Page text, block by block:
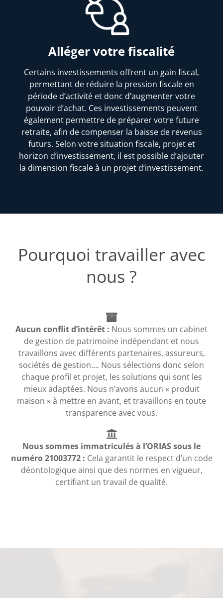
Alléger votre fiscalité
Certains investissements offrent un gain fiscal,
permettant de réduire la pression fiscale en
période d’activité et donc d’augmenter votre
pouvoir d’achat. Ces investissements peuvent
également permettre de préparer votre future
retraite, afin de compenser la baisse de revenus
futurs. Selon votre situation fiscale, projet et
horizon d’investissement, il est possible d’ajouter
la dimension fiscale à un projet d’investissement.
Pourquoi travailler avec
nous ?
Aucun conflit d’intérêt : Nous sommes un cabinet
de gestion de patrimoine indépendant et nous
travaillons avec différents partenaires, assureurs,
sociétés de gestion…. Nous sélections donc selon
chaque profil et projet, les solutions qui sont les
mieux adaptées. Nous n’avons aucun « produit
maison » à mettre en avant, et travaillons en toute
transparence avec vous.
Nous sommes immatriculés à l’ORIAS sous le
numéro 21003772 : Cela garantit le respect d’un code
déontologique ainsi que des normes en vigueur,
certifiant un travail de qualité.